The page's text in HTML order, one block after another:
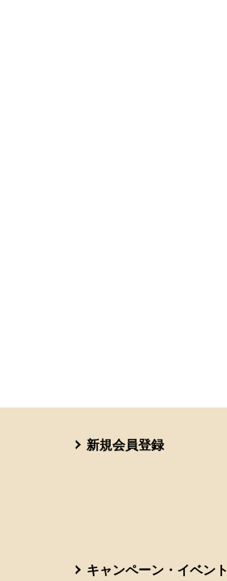
新規会員登録
キャンペーン・イベント